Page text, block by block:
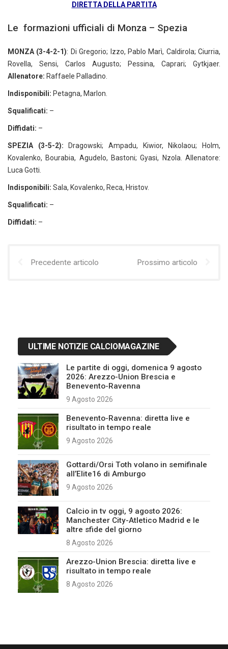
DIRETTA DELLA PARTITA
Le formazioni ufficiali di Monza – Spezia
MONZA (3-4-2-1): Di Gregorio; Izzo, Pablo Marì, Caldirola; Ciurria,
Rovella, Sensi, Carlos Augusto; Pessina, Caprari; Gytkjaer.
Allenatore: Raffaele Palladino.
Indisponibili: Petagna, Marlon.
Squalificati: –
Diffidati: –
SPEZIA (3-5-2): Dragowski; Ampadu, Kiwior, Nikolaou; Holm,
Kovalenko, Bourabia, Agudelo, Bastoni; Gyasi, Nzola. Allenatore:
Luca Gotti.
Indisponibili: Sala, Kovalenko, Reca, Hristov.
Squalificati: –
Diffidati: –
Precedente articolo Prossimo articolo
ULTIME NOTIZIE CALCIOMAGAZINE
Le partite di oggi, domenica 9 agosto
2026: Arezzo-Union Brescia e
Benevento-Ravenna
9 Agosto 2026
Benevento-Ravenna: diretta live e
risultato in tempo reale
9 Agosto 2026
Gottardi/Orsi Toth volano in semifinale
all’Elite16 di Amburgo
9 Agosto 2026
Calcio in tv oggi, 9 agosto 2026:
Manchester City-Atletico Madrid e le
altre sfide del giorno
8 Agosto 2026
Arezzo-Union Brescia: diretta live e
risultato in tempo reale
8 Agosto 2026